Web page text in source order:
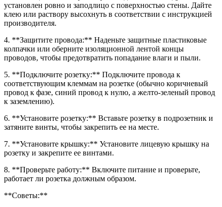
установлен ровно и заподлицо с поверхностью стены. Дайте
клею или раствору высохнуть в соответствии с инструкцией
производителя.
4. **Защитите провода:** Наденьте защитные пластиковые
колпачки или оберните изоляционной лентой концы
проводов, чтобы предотвратить попадание влаги и пыли.
5. **Подключите розетку:** Подключите провода к
соответствующим клеммам на розетке (обычно коричневый
провод к фазе, синий провод к нулю, а желто-зеленый провод
к заземлению).
6. **Установите розетку:** Вставьте розетку в подрозетник и
затяните винты, чтобы закрепить ее на месте.
7. **Установите крышку:** Установите лицевую крышку на
розетку и закрепите ее винтами.
8. **Проверьте работу:** Включите питание и проверьте,
работает ли розетка должным образом.
**Советы:**